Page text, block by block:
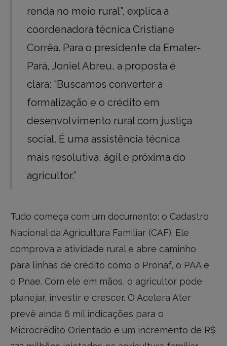
renda no meio rural”, explica a
coordenadora técnica Cristiane
Corrêa. Para o presidente da Emater-
Pará, Joniel Abreu, a proposta é
clara: “Buscamos converter a
formalização e o crédito em
desenvolvimento rural com justiça
social. É uma assistência técnica
mais resolutiva, ágil e próxima do
agricultor.”
Tudo começa com um documento: o Cadastro
Nacional da Agricultura Familiar (CAF). Ele
comprova a atividade rural e abre caminho
para linhas de crédito como o Pronaf, o PAA e
o Pnae. Com ele em mãos, o agricultor pode
planejar, investir e crescer. O Acelera Ater
prevê ainda 6 mil indicações para o
Microcrédito Orientado e um incremento de R$